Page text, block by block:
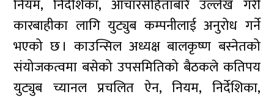
नियम, निर्देशिका, आचारसंहिताबारे उल्लेख गरी
कारबाहीका लागि युट्युब कम्पनीलाई अनुरोध गर्ने
भएको छ । काउन्सिल अध्यक्ष बालकृष्ण बस्नेतको
संयोजकत्वमा बसेको उपसमितिको बैठकले कतिपय
युट्युब च्यानल प्रचलित ऐन, नियम, निर्देशिका,